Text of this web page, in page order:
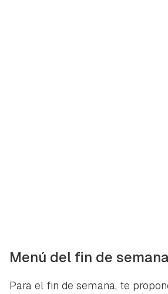
Menú del fin de
Para el fin de semana, te